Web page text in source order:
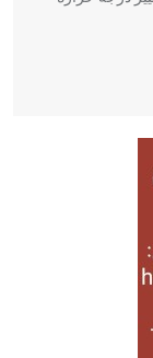
مؤلفات هي:
الرأس. ويعود
ويتركب
الحمرة وهو